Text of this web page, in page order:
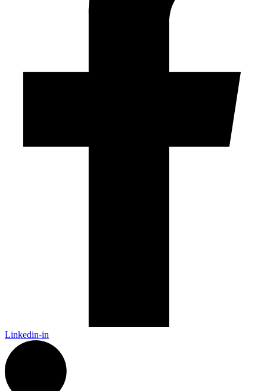
Linkedin-in